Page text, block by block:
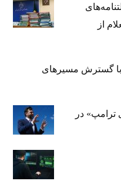
از
با گسترش مسیرهای
در